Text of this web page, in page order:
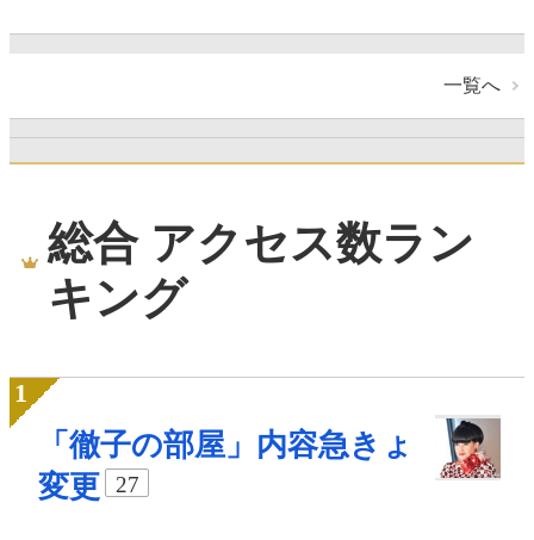
一覧へ
総合 アクセス数ラン
キング
「徹子の部屋」内容急きょ
変更
27